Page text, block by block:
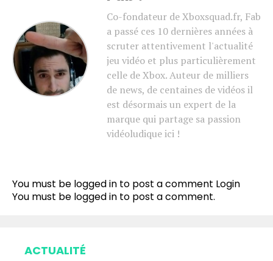
Co-fondateur de Xboxsquad.fr, Fab
a passé ces 10 dernières années à
scruter attentivement l'actualité
jeu vidéo et plus particulièrement
celle de Xbox. Auteur de milliers
de news, de centaines de vidéos il
est désormais un expert de la
marque qui partage sa passion
vidéoludique ici !
You must be logged in to post a comment Login
You must be logged in to post a comment.
ACTUALITÉ